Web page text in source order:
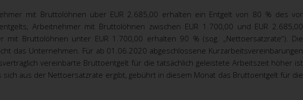
mit Bruttolöhnen über EUR 2.685,00 erhalten ein Entgelt von 80 % des vor
Arbeitnehmer mit Bruttolöhnen zwischen EUR 1.700,00 und EUR 2.685,00
mit Bruttolöhnen unter EUR 1.700,00 erhalten 90 % (sog. „Nettoersatzrate“). Die
das Unternehmen. Für ab 01.06.2020 abgeschlossene Kurzarbeitsvereinbarungen
vereinbarte Bruttoentgelt für die tatsächlich geleistete Arbeitszeit höher ist
sich aus der Nettoersatzrate ergibt, gebührt in diesem Monat das Bruttoentgelt für die